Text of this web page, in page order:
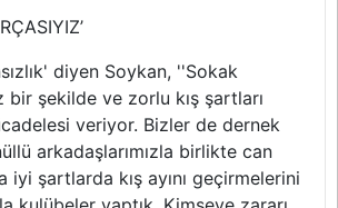
diyen Soykan, ''Sokak
bir şekilde ve zorlu kış şartları
veriyor. Bizler de dernek
arkadaşlarımızla birlikte can
iyi şartlarda kış ayını geçirmelerini